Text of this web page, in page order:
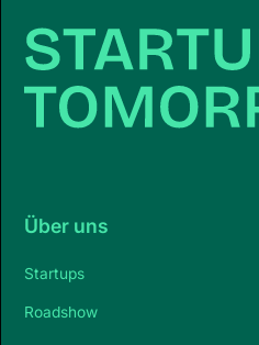
Über uns
Startups
Roadshow